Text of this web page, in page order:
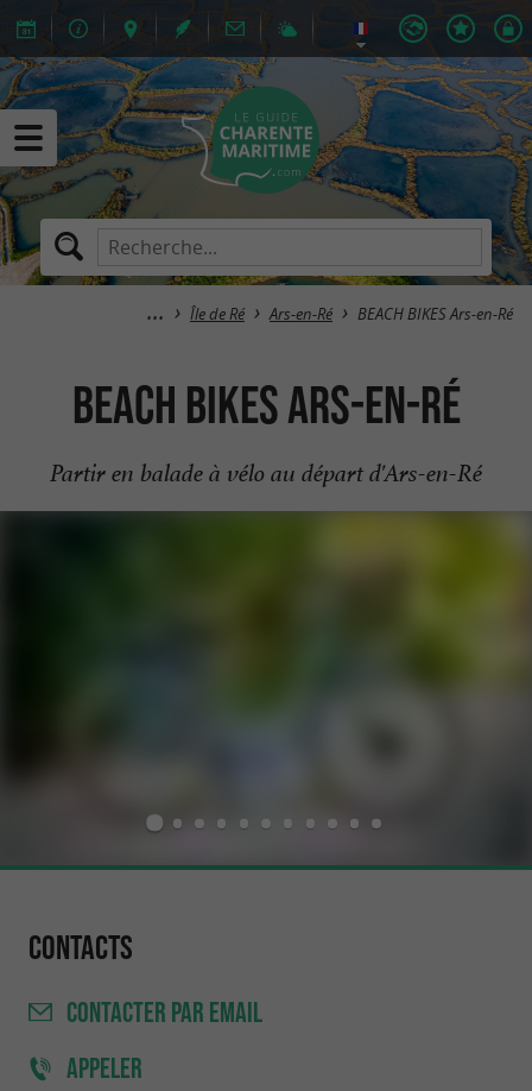
Île de Ré Ars-en-Ré BEACH BIKES Ars-en-Ré
BEACH BIKES Ars-en-Ré
Partir en balade à vélo au départ d'Ars-en-Ré
Contacts
CONTACTER PAR EMAIL
APPELER